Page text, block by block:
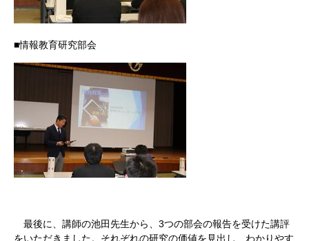
■情報教育研究部会
最後に、講師の池田先生から、3つの部会の報告を受けた講評
をいただきました。それぞれの研究の価値を見出し、わかりやす